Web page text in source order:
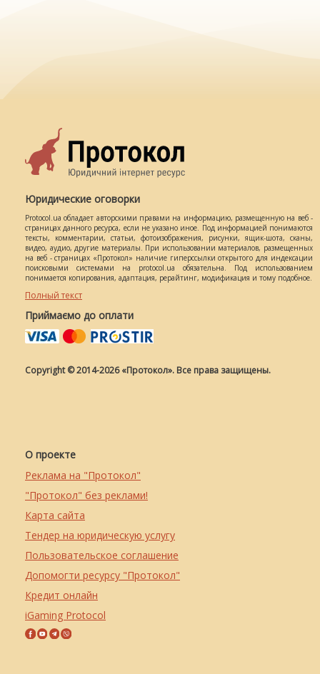
Юридические оговорки
Protocol.ua обладает авторскими правами на информацию, размещенную на веб -
страницах данного ресурса, если не указано иное. Под информацией понимаются
тексты, комментарии, статьи, фотоизображения, рисунки, ящик-шота, сканы,
видео, аудио, другие материалы. При использовании материалов, размещенных
на веб - страницах «Протокол» наличие гиперссылки открытого для индексации
поисковыми системами на protocol.ua обязательна. Под использованием
понимается копирования, адаптация, рерайтинг, модификация и тому подобное.
Полный текст
Приймаємо до оплати
Copyright © 2014-2026 «Протокол». Все права защищены.
О проекте
Реклама на "Протокол"
"Протокол" без реклами!
Карта сайта
Тендер на юридическую услугу
Пользовательское соглашение
Допомогти ресурсу "Протокол"
Кредит онлайн
iGaming Protocol